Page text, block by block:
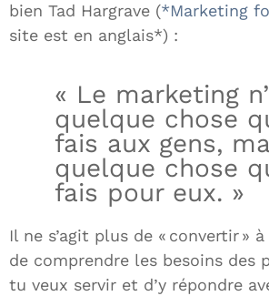
bien Tad Hargrave (*Marketing
site est en anglais*) :
« Le marketing
quelque chose
fais aux gens,
quelque chose
fais pour eux. »
Il ne s’agit plus de « convertir »
de comprendre les besoins des
tu veux servir et d’y répondre